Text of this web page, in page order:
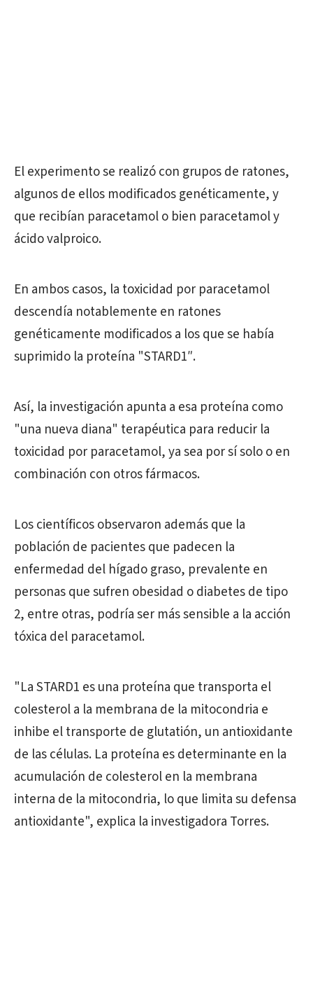
El experimento se realizó con grupos de ratones,
algunos de ellos modificados genéticamente, y
que recibían paracetamol o bien paracetamol y
ácido valproico.
En ambos casos, la toxicidad por paracetamol
descendía notablemente en ratones
genéticamente modificados a los que se había
suprimido la proteína "STARD1″.
Así, la investigación apunta a esa proteína como
"una nueva diana" terapéutica para reducir la
toxicidad por paracetamol, ya sea por sí solo o en
combinación con otros fármacos.
Los científicos observaron además que la
población de pacientes que padecen la
enfermedad del hígado graso, prevalente en
personas que sufren obesidad o diabetes de tipo
2, entre otras, podría ser más sensible a la acción
tóxica del paracetamol.
"La STARD1 es una proteína que transporta el
colesterol a la membrana de la mitocondria e
inhibe el transporte de glutatión, un antioxidante
de las células. La proteína es determinante en la
acumulación de colesterol en la membrana
interna de la mitocondria, lo que limita su defensa
antioxidante", explica la investigadora Torres.